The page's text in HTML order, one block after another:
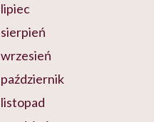
lipiec
sierpień
wrzesień
październik
listopad